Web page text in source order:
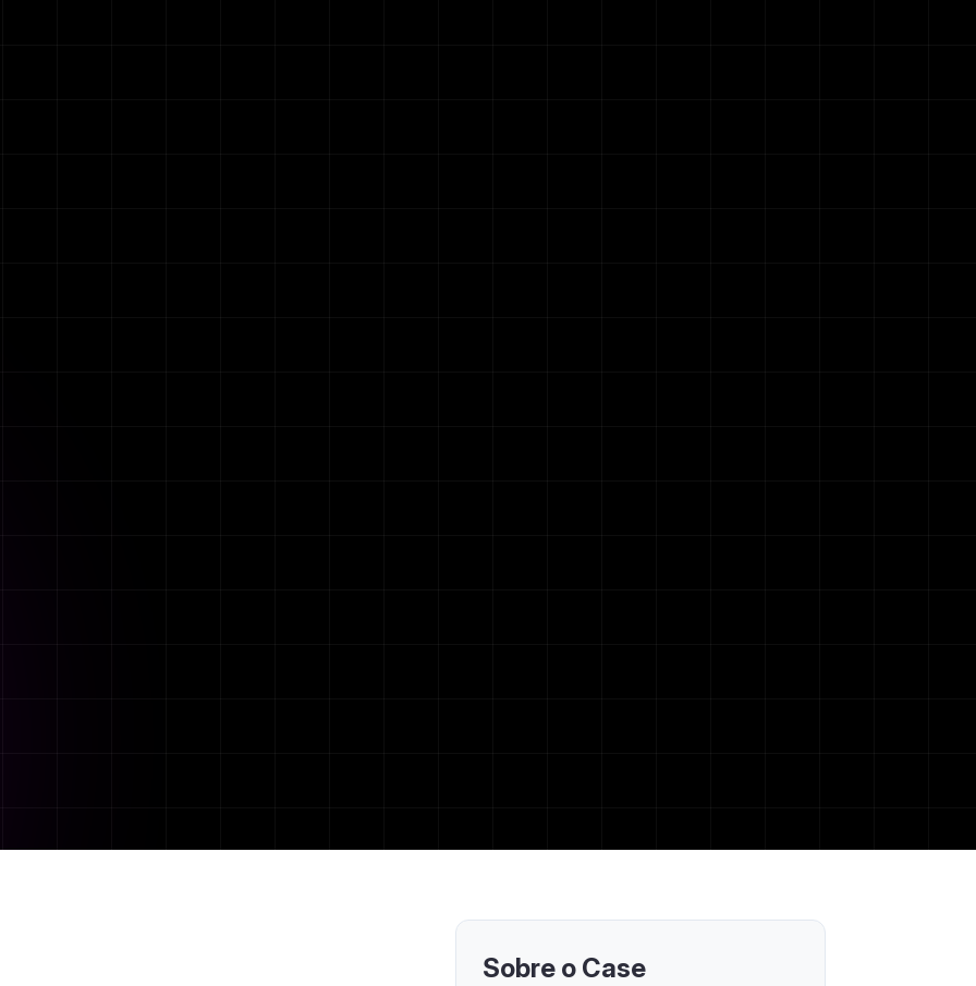
Sobre o Case